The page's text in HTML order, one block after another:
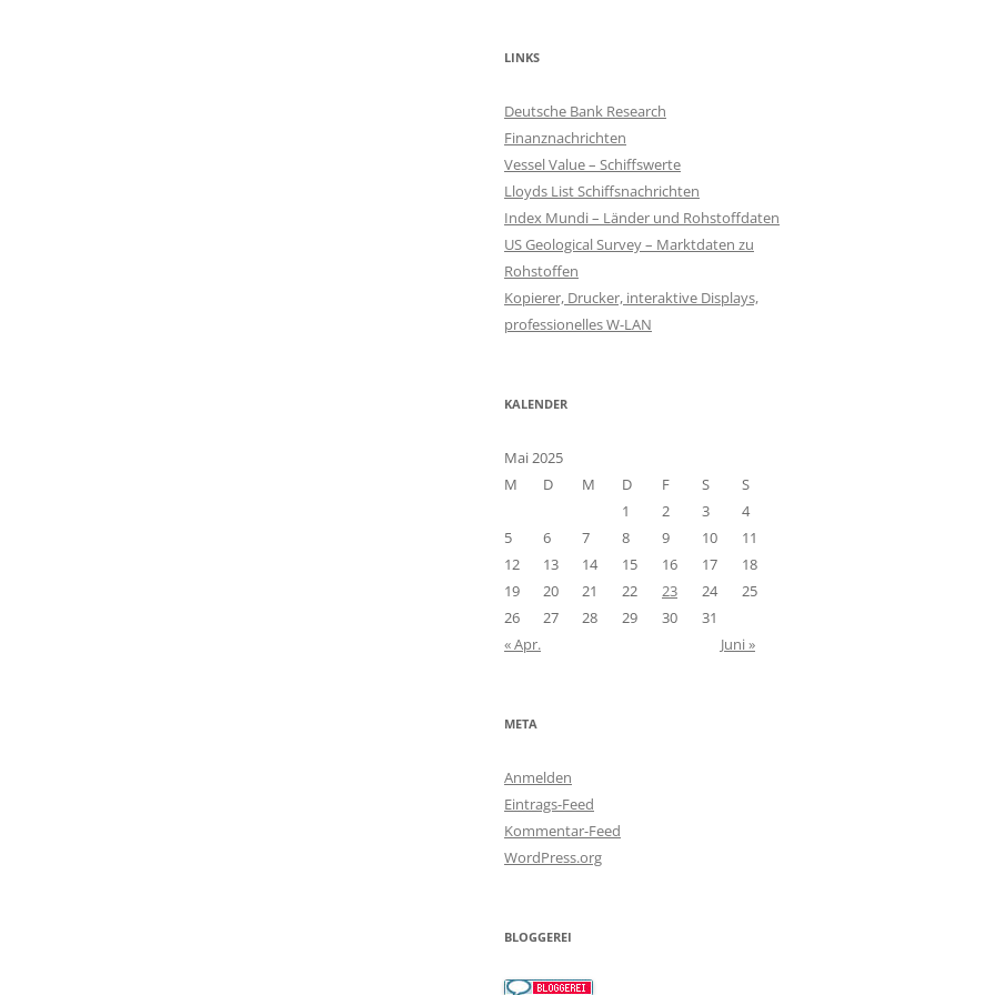
LINKS
Deutsche Bank Research
Finanznachrichten
Vessel Value – Schiffswerte
Lloyds List Schiffsnachrichten
Index Mundi – Länder und Rohstoffdaten
US Geological Survey – Marktdaten zu
Rohstoffen
Kopierer, Drucker, interaktive Displays,
professionelles W-LAN
KALENDER
Mai 2025
M
D M D F S
S
1
2 3
4
5
6 7 8 9 10
11
12
13 14 15 16 17
18
19
20 21 22 23 24
25
26
27 28 29 30
31
« Apr.
Juni »
META
Anmelden
Eintrags-Feed
Kommentar-Feed
WordPress.org
BLOGGEREI